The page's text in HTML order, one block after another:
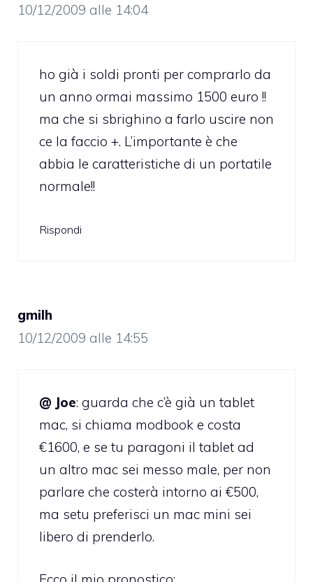
10/12/2009 alle 14:04
ho già i soldi pronti per comprarlo da
un anno ormai massimo 1500 euro !!
ma che si sbrighino a farlo uscire non
ce la faccio +. L’importante è che
abbia le caratteristiche di un portatile
normale!!
Rispondi
gmilh
10/12/2009 alle 14:55
@ Joe: guarda che c’è già un tablet
mac, si chiama modbook e costa
€1600, e se tu paragoni il tablet ad
un altro mac sei messo male, per non
parlare che costerà intorno ai €500,
ma setu preferisci un mac mini sei
libero di prenderlo.